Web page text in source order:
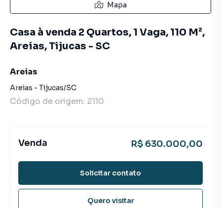
Mapa
Casa à venda 2 Quartos, 1 Vaga, 110 M²,
Areias, Tijucas - SC
Areias
Areias - Tijucas/SC
Código de origem: 2110
Venda R$ 630.000,00
Solicitar contato
Quero visitar